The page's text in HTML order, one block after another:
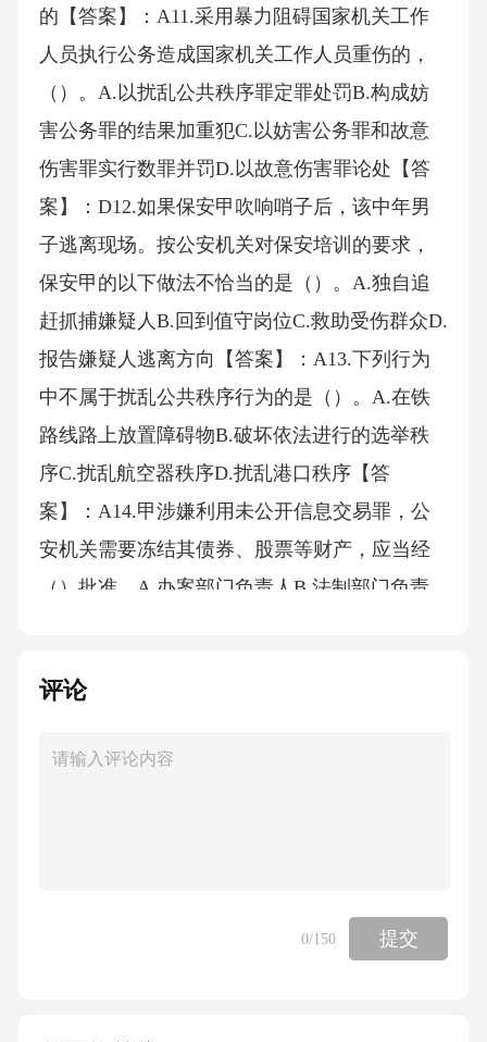
的【答案】：A11.采用暴力阻碍国家机关工作
人员执行公务造成国家机关工作人员重伤的，
（）。A.以扰乱公共秩序罪定罪处罚B.构成妨
害公务罪的结果加重犯C.以妨害公务罪和故意
伤害罪实行数罪并罚D.以故意伤害罪论处【答
案】：D12.如果保安甲吹响哨子后，该中年男
子逃离现场。按公安机关对保安培训的要求，
保安甲的以下做法不恰当的是（）。A.独自追
赶抓捕嫌疑人B.回到值守岗位C.救助受伤群众D.
报告嫌疑人逃离方向【答案】：A13.下列行为
中不属于扰乱公共秩序行为的是（）。A.在铁
路线路上放置障碍物B.破坏依法进行的选举秩
序C.扰乱航空器秩序D.扰乱港口秩序【答
案】：A14.甲涉嫌利用未公开信息交易罪，公
安机关需要冻结其债券、股票等财产，应当经
（）批准。A.办案部门负责人B.法制部门负责
管理处罚决定书，并当场交付被处罚人；无法
不得中止或者改变决定和命令C.变更执行D.先
评论
0/150 提交